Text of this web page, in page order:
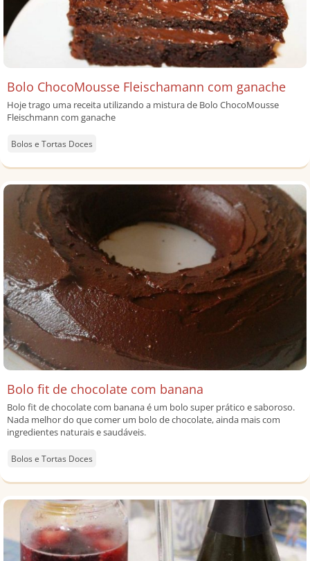
Bolo ChocoMousse Fleischamann com ganache
Hoje trago uma receita utilizando a mistura de Bolo ChocoMousse
Fleischmann com ganache
Bolos e Tortas Doces
Bolo fit de chocolate com banana
Bolo fit de chocolate com banana é um bolo super prático e saboroso.
Nada melhor do que comer um bolo de chocolate, ainda mais com
ingredientes naturais e saudáveis.
Bolos e Tortas Doces